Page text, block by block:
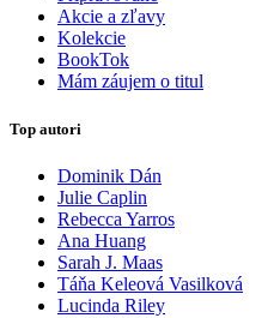
Akcie a zľavy
Kolekcie
BookTok
Mám záujem o titul
Top autori
Dominik Dán
Julie Caplin
Rebecca Yarros
Ana Huang
Sarah J. Maas
Táňa Keleová Vasilková
Lucinda Riley